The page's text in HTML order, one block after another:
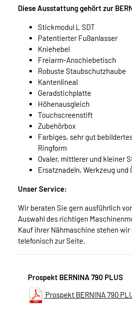
Diese Ausstattung gehört zur
Stickmodul L SDT
Patentierter Fußanlasser
Kniehebel
Freiarm-Anschiebetisch
Robuste Staubschutzhaube
Kantenlineal
Geradstichplatte
Höhenausgleich
Touchscreenstift
Zubehörbox
Farbiges, sehr gut
Ringform
Ovaler, mittlerer und kleiner
Ersatznadeln, Werkzeug und
Unser Service:
Wir beraten Sie gern ausführlich
Auswahl des richtigen
Kauf ihrer Nähmaschine stehen wir
telefonisch zur Seite.
Prospekt BERNINA 790 PLUS
Prospekt BERNINA 790